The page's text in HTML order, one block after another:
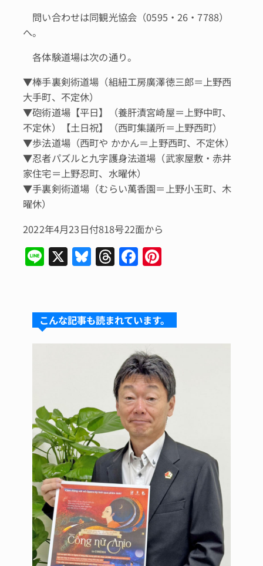
問い合わせは同観光協会（0595・26・7788）
へ。
各体験道場は次の通り。
▼棒手裏剣術道場（組紐工房廣澤徳三郎＝上野西
大手町、不定休）
▼砲術道場【平日】（養肝漬宮崎屋＝上野中町、
不定休）【土日祝】（西町集議所＝上野西町）
▼歩法道場（西町や かかん＝上野西町、不定休）
▼忍者パズルと九字護身法道場（武家屋敷・赤井
家住宅＝上野忍町、水曜休）
▼手裏剣術道場（むらい萬香園＝上野小玉町、木
曜休）
2022年4月23日付818号22面から
Li
n
X Bl
u
s
k
y
T
hr
a
d
s
F
a
e
b
o
o
k
re
st
こんな記事も読まれています。